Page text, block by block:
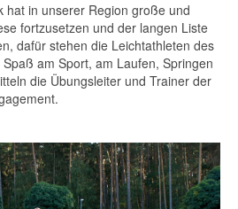
hat in unserer Region große und
fortzusetzen und der langen Liste
dafür stehen die Leichtathleten des
am Sport, am Laufen, Springen
die Übungsleiter und Trainer der